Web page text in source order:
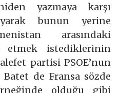
yazmaya karşı
bunun yerine
arasındaki
etmek istediklerinin
partisi PSOE’nun
de Fransa sözde
olduğu gibi